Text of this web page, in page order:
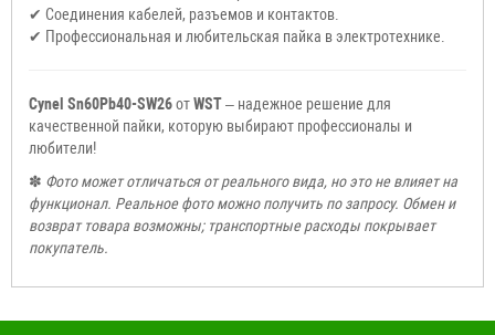
✔ Соединения кабелей, разъемов и контактов.
✔ Профессиональная и любительская пайка в электротехнике.
Cynel Sn60Pb40-SW26отWST– надежное решение для
качественной пайки, которую выбирают профессионалы и
любители!
✽ Фото может отличаться от реального вида, но это не влияет на
функционал. Реальное фото можно получить по запросу. Обмен и
возврат товара возможны; транспортные расходы покрывает
покупатель.